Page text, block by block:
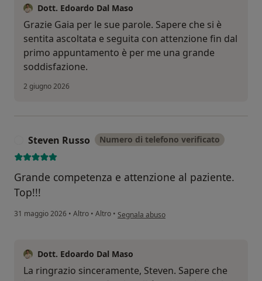
Dott. Edoardo Dal Maso
Grazie Gaia per le sue parole. Sapere che si è
sentita ascoltata e seguita con attenzione fin dal
primo appuntamento è per me una grande
soddisfazione.
2 giugno 2026
Steven Russo Numero di telefono verificato
Grande competenza e attenzione al paziente.
Top!!!
31 maggio 2026 • Altro • Altro • secondo l'opinione dell'utente Steven Russo
Segnala abuso
Dott. Edoardo Dal Maso
La ringrazio sinceramente, Steven. Sapere che